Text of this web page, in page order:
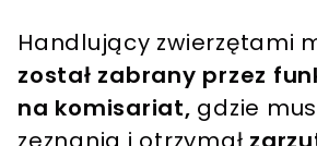
Handlujący zwierzętami
został zabrany przez
na komisariat, gdzie